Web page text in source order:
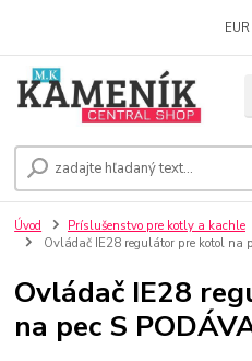
EUR
Úvod Príslušenstvo pre kotly a kachle
Ovládač IE28 regulátor pre kotol na
Ovládač IE28
na pec S